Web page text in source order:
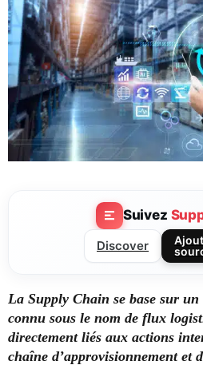
Suivez
Discover
La Supply Chain se base sur un
connu sous le nom de flux
directement liés aux actions
chaîne d’approvisionnement et